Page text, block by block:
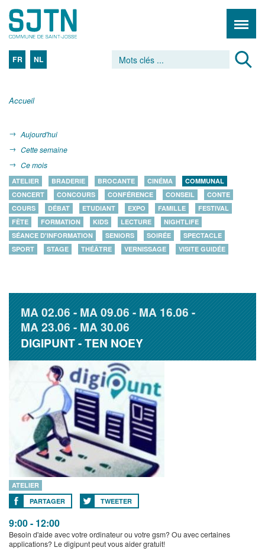
FR NL
Accueil
Aujourd'hui
Cette semaine
Ce mois
ATELIER BRADERIE BROCANTE CINÉMA
COMMUNAL
CONCERT
CONCOURS CONFÉRENCE CONSEIL
CONTE
COURS
DÉBAT ETUDIANT EXPO FAMILLE
FESTIVAL
FÊTE
FORMATION KIDS LECTURE
NIGHTLIFE
SÉANCE D'INFORMATION
SENIORS SOIRÉE
SPECTACLE
SPORT
STAGE THÉÂTRE VERNISSAGE VISITE GUIDÉE
MA02.06 MA09.06 MA16.06
MA23.06 MA30.06
DIGIPUNT - TEN NOEY
ATELIER
PARTAGER
TWEETER
9:00 - 12:00
Besoin d'aide avec votre ordinateur ou votre gsm? Ou avec certaines
applications? Le digipunt peut vous aider gratuit!